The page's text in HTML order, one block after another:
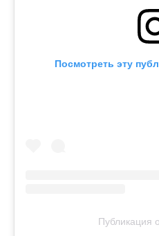
Посмотреть эту
Публикация